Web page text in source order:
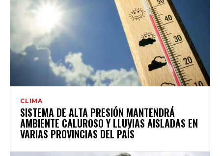
CLIMA
SISTEMA DE ALTA PRESIÓN MANTENDRÁ
AMBIENTE CALUROSO Y LLUVIAS AISLADAS EN
VARIAS PROVINCIAS DEL PAÍS